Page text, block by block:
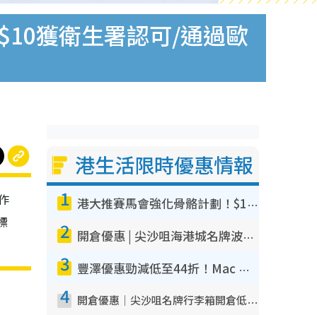
獲衛生署認可/通過歐
港生活限時優惠情報
1 港大推賽馬會強化骨骼計劃！$100骨質密度X光檢查 完成免費運動訓練送超市禮券！附參加資格
2 開倉優惠 | 尖沙咀海港城名牌波鞋開倉低至1折！On鞋$899起／Joy&Peace鞋履$98起
3 豐澤優惠勁減低至44折！Mac mini/iPhone17Pro大減價！廚房家電$220起
4 開倉優惠｜尖沙咀名牌行李箱開倉低至4折！一連5日 American Tourister/ace./Hallmark $200起！